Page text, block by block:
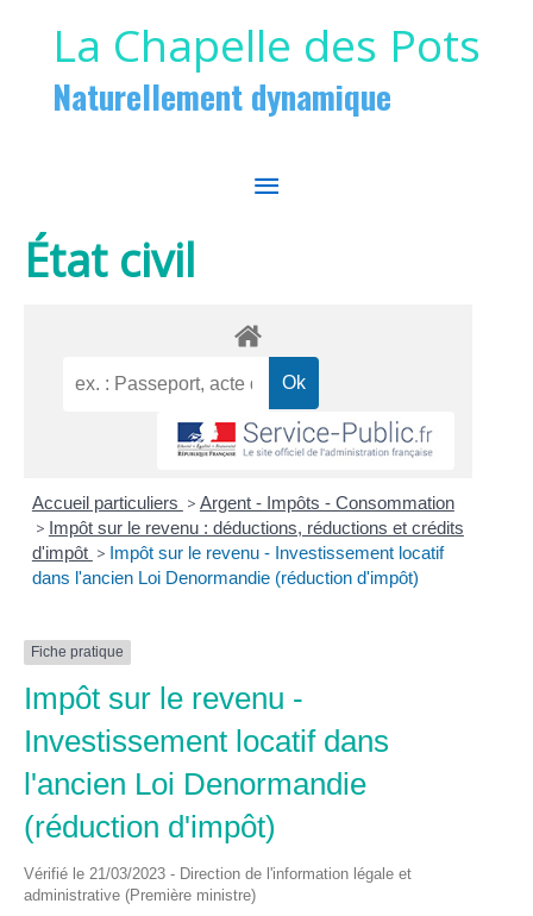
La Chapelle des Pots
Naturellement dynamique
MENU
État civil
Accueil particuliers > Argent - Impôts - Consommation
> Impôt sur le revenu : déductions, réductions et crédits
d'impôt > Impôt sur le revenu - Investissement locatif
dans l'ancien Loi Denormandie (réduction d'impôt)
Fiche pratique
Impôt sur le revenu -
Investissement locatif dans
l'ancien Loi Denormandie
(réduction d'impôt)
Vérifié le 21/03/2023 - Direction de l'information légale et
administrative (Première ministre)